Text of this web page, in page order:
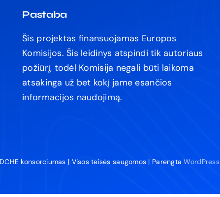
Pastaba
Šis projektas finansuojamas Europos
Komisijos. Šis leidinys atspindi tik autoriaus
požiūrį, todėl Komisija negali būti laikoma
atsakinga už bet kokį jame esančios
informacijos naudojimą.
konsorciumas | Visos teisės saugomos | ParengtaWordPress